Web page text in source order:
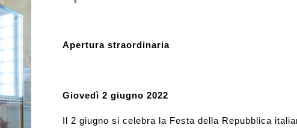
Rassegna stampa
Prestiti a mostre esterne
Apertura straordinaria
Giovedì 2 giugno 2022
Il 2 giugno si celebra la Festa della Repubblica